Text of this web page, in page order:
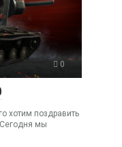
0
хотим поздравить
мы